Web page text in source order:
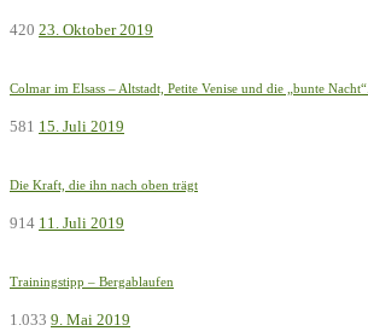
420 23. Oktober 2019
Colmar im Elsass – Altstadt, Petite Venise und die „bunte Nacht“.
581 15. Juli 2019
Die Kraft, die ihn nach oben trägt
914 11. Juli 2019
Trainingstipp – Bergablaufen
1.033 9. Mai 2019